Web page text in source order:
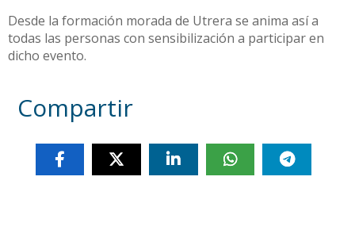
Desde la formación morada de Utrera se anima así a
todas las personas con sensibilización a participar en
dicho evento.
Compartir